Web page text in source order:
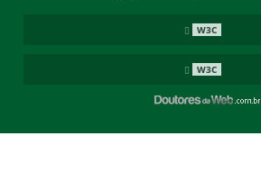
W3C
W3C